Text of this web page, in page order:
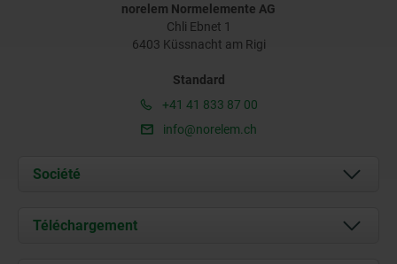
norelem Normelemente AG
Chli Ebnet 1
6403 Küssnacht am Rigi
Standard
+41 41 833 87 00
info@norelem.ch
Société
À propos de nous
Téléchargement